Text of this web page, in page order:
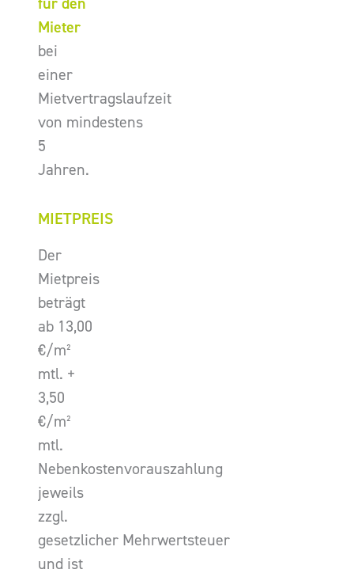
Mieter
bei
einer
Mietvertragslaufzeit
von mindestens
5
Jahren.
MIETPREIS
Der
Mietpreis
beträgt
ab 13,00
€/m²
mtl. +
3,50
€/m²
mtl.
Nebenkostenvorauszahlung
jeweils
zzgl.
gesetzlicher Mehrwertsteuer
und ist